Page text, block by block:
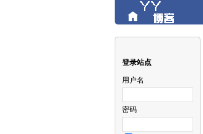
登录站点
用户名
密码